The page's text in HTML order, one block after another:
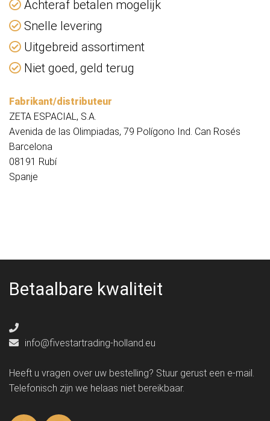
Achteraf betalen mogelijk
Snelle levering
Uitgebreid assortiment
Niet goed, geld terug
Fabrikant/distributeur
ZETA ESPACIAL, S.A.
Avenida de las Olimpiadas, 79 Polígono Ind. Can Rosés
Barcelona
08191 Rubí
Spanje
Betaalbare kwaliteit
info@fivestartrading-holland.eu
Heeft u vragen over uw bestelling? Stuur gerust een e-mail.
Telefonisch zijn we helaas niet bereikbaar.